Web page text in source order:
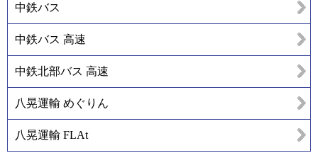
中鉄バス
中鉄バス 高速
中鉄北部バス 高速
八晃運輸 めぐりん
八晃運輸 FLAt